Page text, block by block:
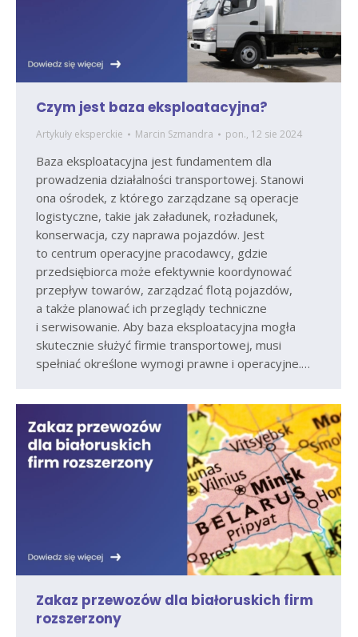
Czym jest baza eksploatacyjna?
Artykuły eksperckie Marcin Szmandra pon., 12 sie 2024
Baza eksploatacyjna jest fundamentem dla
prowadzenia działalności transportowej. Stanowi
ona ośrodek, z którego zarządzane są operacje
logistyczne, takie jak załadunek, rozładunek,
konserwacja, czy naprawa pojazdów. Jest
to centrum operacyjne pracodawcy, gdzie
przedsiębiorca może efektywnie koordynować
przepływ towarów, zarządzać flotą pojazdów,
a także planować ich przeglądy techniczne
i serwisowanie. Aby baza eksploatacyjna mogła
skutecznie służyć firmie transportowej, musi
spełniać określone wymogi prawne i operacyjne.…
Zakaz przewozów dla białoruskich firm
rozszerzony